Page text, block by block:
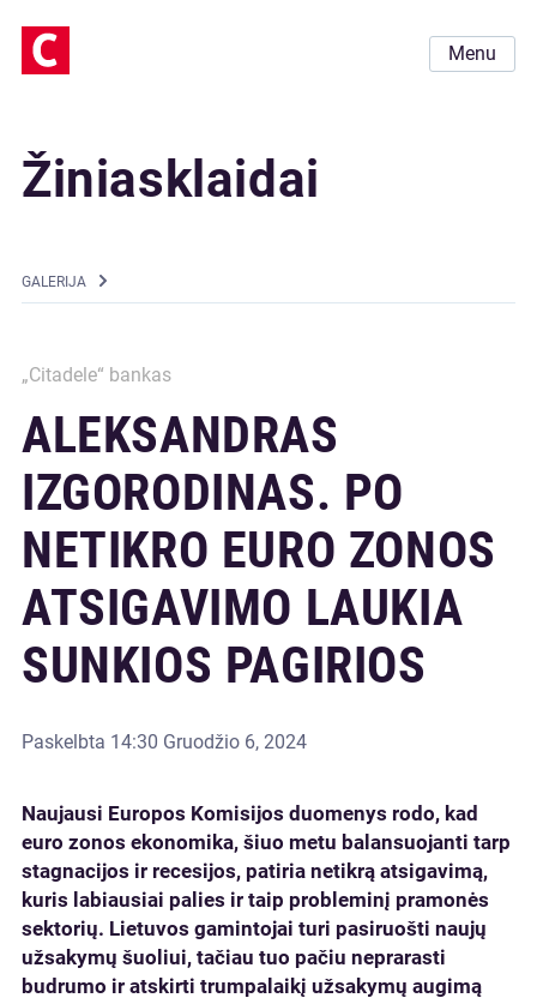
Menu
Žiniasklaidai
GALERIJA
„Citadele“ bankas
ALEKSANDRAS
IZGORODINAS. PO
NETIKRO EURO ZONOS
ATSIGAVIMO LAUKIA
SUNKIOS PAGIRIOS
Paskelbta 14:30 Gruodžio 6, 2024
Naujausi Europos Komisijos duomenys rodo, kad
euro zonos ekonomika, šiuo metu balansuojanti tarp
stagnacijos ir recesijos, patiria netikrą atsigavimą,
kuris labiausiai palies ir taip probleminį pramonės
sektorių. Lietuvos gamintojai turi pasiruošti naujų
užsakymų šuoliui, tačiau tuo pačiu neprarasti
budrumo ir atskirti trumpalaikį užsakymų augimą